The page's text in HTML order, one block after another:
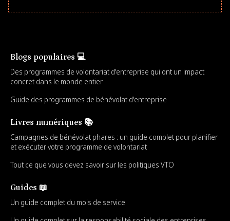
Blogs populaires 💻
Des programmes de volontariat d'entreprise qui ont un impact
concret dans le monde entier
Guide des programmes de bénévolat d'entreprise
Livres numériques 📚
Campagnes de bénévolat phares : un guide complet pour planifier
et exécuter votre programme de volontariat
Tout ce que vous devez savoir sur les politiques VTO
Guides 📖
Un guide complet du mois de service